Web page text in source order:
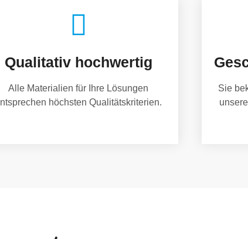
Qualitativ hochwertig
Alle Materialien für Ihre Lösungen
höchsten Qualitätskriterien.
Sie